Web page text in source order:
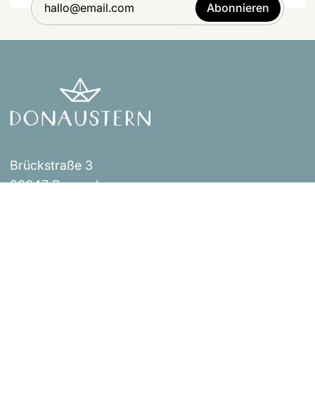
Abonnieren
Brückstraße 3
93047 Regensburg